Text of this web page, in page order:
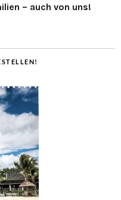
– auch von uns!